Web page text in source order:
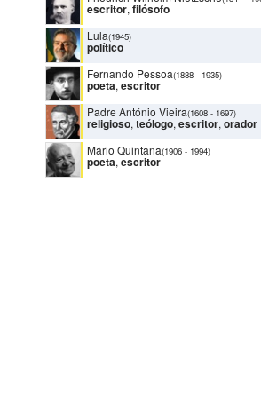
escritor, filósofo
Lula(1945)
político
Fernando Pessoa(1888 - 1935)
poeta, escritor
Padre António Vieira(1608 - 1697)
religioso, teólogo, escritor, orador
Mário Quintana(1906 - 1994)
poeta, escritor